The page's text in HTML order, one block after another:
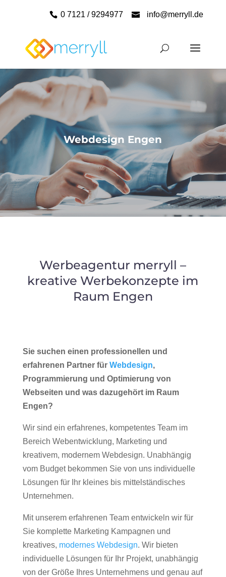
0 7121 / 9294977 info@merryll.de
Webdesign Engen
Werbeagentur merryll –
kreative Werbekonzepte im
Raum Engen
Sie suchen einen professionellen und
erfahrenen Partner für Webdesign,
Programmierung und Optimierung von
Webseiten und was dazugehört im Raum
Engen?
Wir sind ein erfahrenes, kompetentes Team im
Bereich Webentwicklung, Marketing und
kreativem, modernem Webdesign. Unabhängig
vom Budget bekommen Sie von uns individuelle
Lösungen für Ihr kleines bis mittelständisches
Unternehmen.
Mit unserem erfahrenen Team entwickeln wir für
Sie komplette Marketing Kampagnen und
kreatives, modernes Webdesign. Wir bieten
individuelle Lösungen für Ihr Projekt, unabhängig
von der Größe Ihres Unternehmens und genau auf